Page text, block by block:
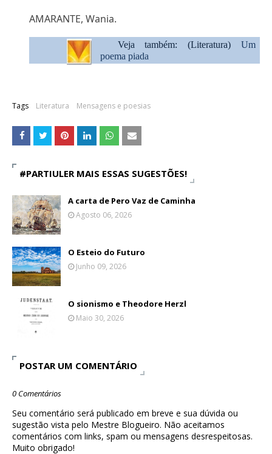
AMARANTE, Wania.
Veja também: (Literatura)Um
poema piada
Tags Literatura Mensagens e poesias
#PARTIULER MAIS ESSAS SUGESTÕES!
A carta de Pero Vaz de Caminha
Agosto 06, 2026
O Esteio do Futuro
Junho 09, 2026
O sionismo e Theodore Herzl
Maio 30, 2026
POSTAR UM COMENTÁRIO
0 Comentários
Seu comentário será publicado em breve e sua dúvida ou
sugestão vista pelo Mestre Blogueiro. Não aceitamos
comentários com links, spam ou mensagens desrespeitosas.
Muito obrigado!